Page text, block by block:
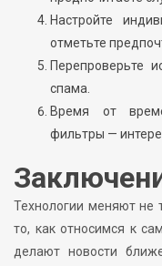
Настройте
отметьте
Перепроверьте
спама.
Время от
фильтры —
Технологии меняют не
то, как относимся к
делают новости